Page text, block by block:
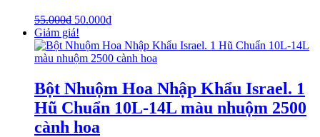
55.000₫ 50.000₫
Giảm giá!
Bột Nhuộm Hoa Nhập Khẩu Israel. 1
Hũ Chuẩn 10L-14L màu nhuộm 2500
cành hoa